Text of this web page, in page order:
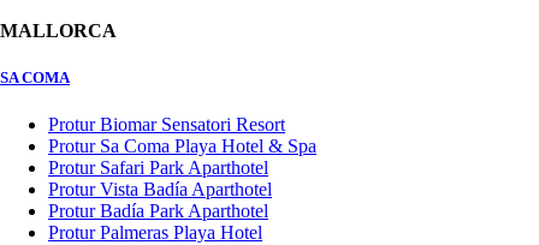
MALLORCA
SA COMA
Protur Biomar Sensatori Resort
Protur Sa Coma Playa Hotel & Spa
Protur Safari Park Aparthotel
Protur Vista Badía Aparthotel
Protur Badía Park Aparthotel
Protur Palmeras Playa Hotel